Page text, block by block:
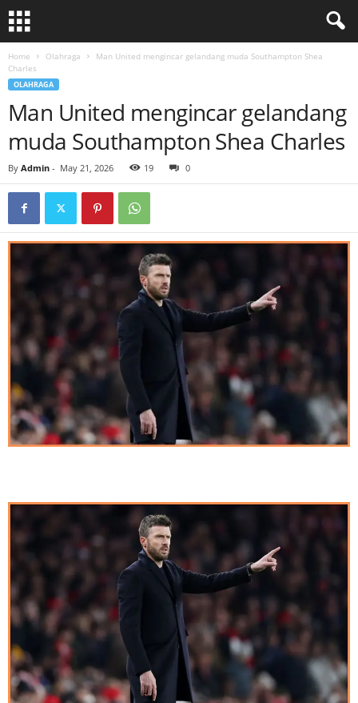
Home Olahraga
Man United mengincar gelandang muda Southampton Shea
Charles
OLAHRAGA
Man United mengincar gelandang
muda Southampton Shea Charles
By Admin - May 21, 2026 19 0